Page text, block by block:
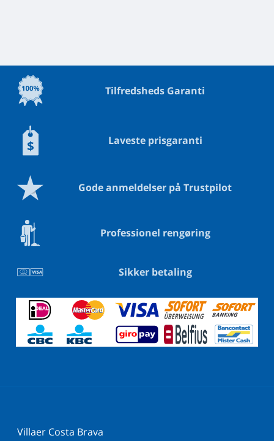
Tilfredsheds Garanti
Laveste prisgaranti
Gode anmeldelser på Trustpilot
Professionel rengøring
Sikker betaling
Villaer Costa Brava